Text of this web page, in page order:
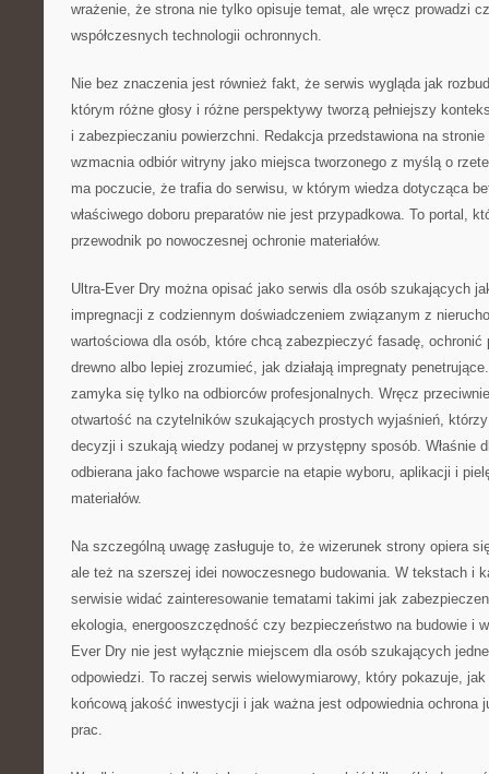
wrażenie, że strona nie tylko opisuje temat, ale wręcz prowadzi
współczesnych technologii ochronnych.
Nie bez znaczenia jest również fakt, że serwis wygląda jak
którym różne głosy i różne perspektywy tworzą pełniejszy
i zabezpieczaniu powierzchni. Redakcja przedstawiona na
wzmacnia odbiór witryny jako miejsca tworzonego z myślą o
ma poczucie, że trafia do serwisu, w którym wiedza dotycząca
właściwego doboru preparatów nie jest przypadkowa. To portal,
przewodnik po nowoczesnej ochronie materiałów.
Ultra-Ever Dry można opisać jako serwis dla osób szukających
impregnacji z codziennym doświadczeniem związanym z
wartościowa dla osób, które chcą zabezpieczyć fasadę, ochronić
drewno albo lepiej zrozumieć, jak działają impregnaty
zamyka się tylko na odbiorców profesjonalnych. Wręcz
otwartość na czytelników szukających prostych wyjaśnień,
decyzji i szukają wiedzy podanej w przystępny sposób. Właśnie
odbierana jako fachowe wsparcie na etapie wyboru, aplikacji i
materiałów.
Na szczególną uwagę zasługuje to, że wizerunek strony opiera
ale też na szerszej idei nowoczesnego budowania. W tekstach i
serwisie widać zainteresowanie tematami takimi jak
ekologia, energooszczędność czy bezpieczeństwo na budowie i
Ever Dry nie jest wyłącznie miejscem dla osób szukających
odpowiedzi. To raczej serwis wielowymiarowy, który pokazuje, jak
końcową jakość inwestycji i jak ważna jest odpowiednia ochrona
prac.